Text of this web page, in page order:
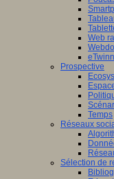
Web
Prospective
Temps
Réseaux
Sélection de